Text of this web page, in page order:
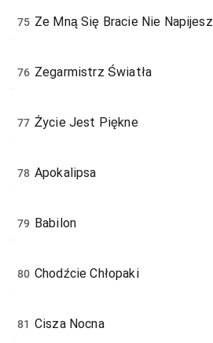
75 Ze Mną Się Bracie Nie Napijesz
76 Zegarmistrz Światła
77 Życie Jest Piękne
78 Apokalipsa
79 Babilon
80 Chodźcie Chłopaki
81 Cisza Nocna